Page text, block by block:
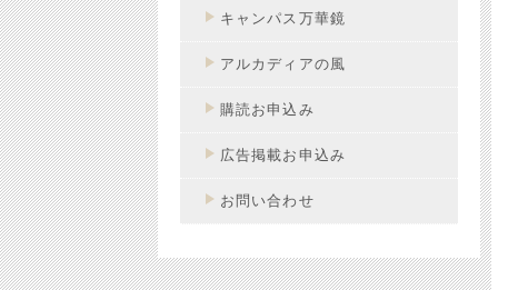
キャンパス万華鏡
アルカディアの風
購読お申込み
広告掲載お申込み
お問い合わせ